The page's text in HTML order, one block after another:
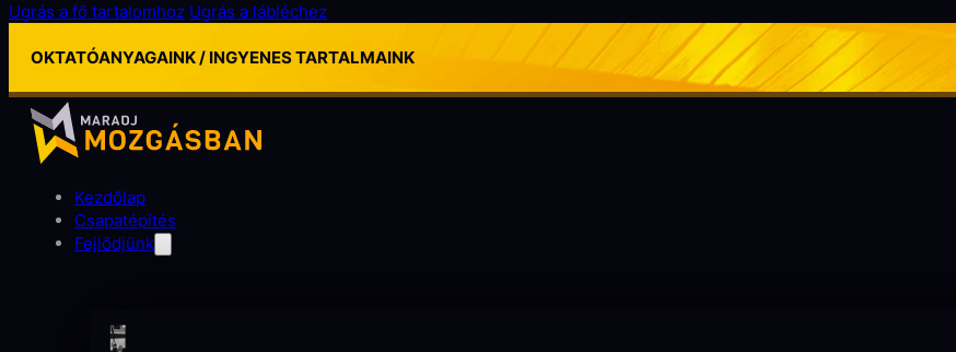
Ugrás a fő tartalomhoz Ugrás a lábléchez
OKTATÓANYAGAINK / INGYENES TARTALMAINK
Kezdőlap
Csapatépítés
Fejlődjünk